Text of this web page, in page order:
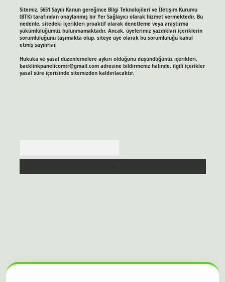
Sitemiz, 5651 Sayılı Kanun gereğince Bilgi Teknolojileri ve İletişim Kurumu
(BTK) tarafından onaylanmış bir Yer Sağlayıcı olarak hizmet vermektedir. Bu
nedenle, sitedeki içerikleri proaktif olarak denetleme veya araştırma
yükümlülüğümüz bulunmamaktadır. Ancak, üyelerimiz yazdıkları içeriklerin
sorumluluğunu taşımakta olup, siteye üye olarak bu sorumluluğu kabul
etmiş sayılırlar.
Hukuka ve yasal düzenlemelere aykırı olduğunu düşündüğünüz içerikleri,
backlinkpanelicomtr@gmail.comadresine bildirmeniz halinde, ilgili içerikler
yasal süre içerisinde sitemizden kaldırılacaktır.